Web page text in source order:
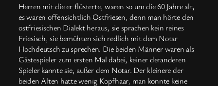
Herren mit die er flüsterte, waren so um die 60 Jahre alt,
es waren offensichtlich Ostfriesen, denn man hörte den
ostfriesischen Dialekt heraus, sie sprachen kein reines
Friesisch, sie bemühten sich redlich mit dem Notar
Hochdeutsch zu sprechen. Die beiden Männer waren als
Gästespieler zum ersten Mal dabei, keiner deranderen
Spieler kannte sie, außer dem Notar. Der kleinere der
beiden Alten hatte wenig Kopfhaar, man konnte keine